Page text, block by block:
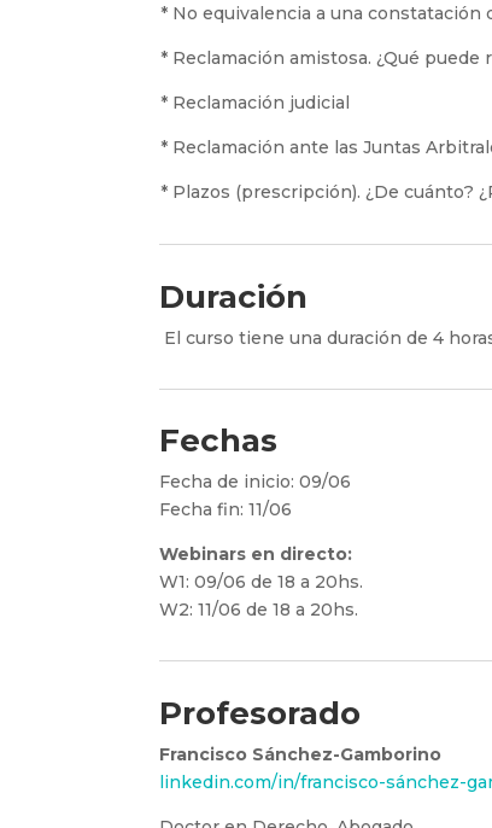
* No equivalencia a una constatación
* Reclamación amistosa. ¿Qué puede
* Reclamación judicial
* Reclamación ante las Juntas
* Plazos (prescripción). ¿De cuánto?
Duración
El curso tiene una duración de 4
Fechas
Fecha de inicio: 09/06
Fecha fin: 11/06
Webinars en directo:
W1: 09/06 de 18 a 20hs.
W2: 11/06 de 18 a 20hs.
Profesorado
Francisco Sánchez-Gamborino
linkedin.com/in/francisco-sánchez-